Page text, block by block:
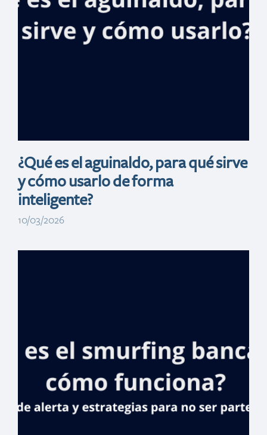
para
inversionistas
¿Qué es el aguinaldo, para qué sirve
y cómo usarlo de forma
inteligente?
10/03/2026
financiamiento
para
inversionistas